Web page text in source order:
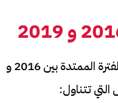
العودة إلى مراسلات إبستين خلال الفترة الممتدة بين 2016 و